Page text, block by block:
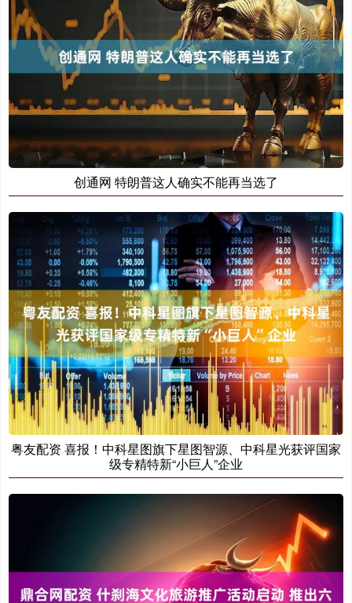
创通网 特朗普这人确实不能再当选了
粤友配资 喜报！中科星图旗下星图智源、中科星光获评国家
级专精特新“小巨人”企业